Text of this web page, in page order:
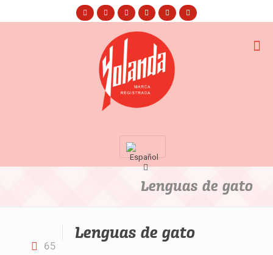
Lenguas de gato
65
Lenguas de gato